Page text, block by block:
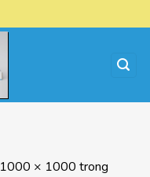
1000 × 1000 trong